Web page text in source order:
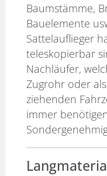
Baumstämme,
Bauelemente
Sattelauflieger
teleskopierbar
Nachläufer,
Zugrohr oder
ziehenden
immer